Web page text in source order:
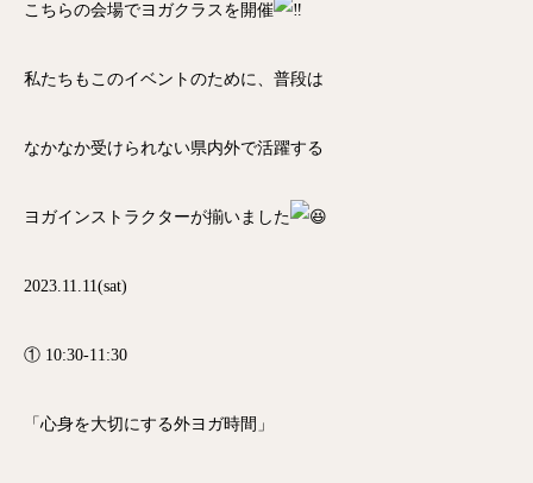
こちらの会場でヨガクラスを開催
私たちもこのイベントのために、普段は
なかなか受けられない県内外で活躍する
ヨガインストラクターが揃いました
2023.11.11(sat)
① 10:30-11:30
「心身を大切にする外ヨガ時間」